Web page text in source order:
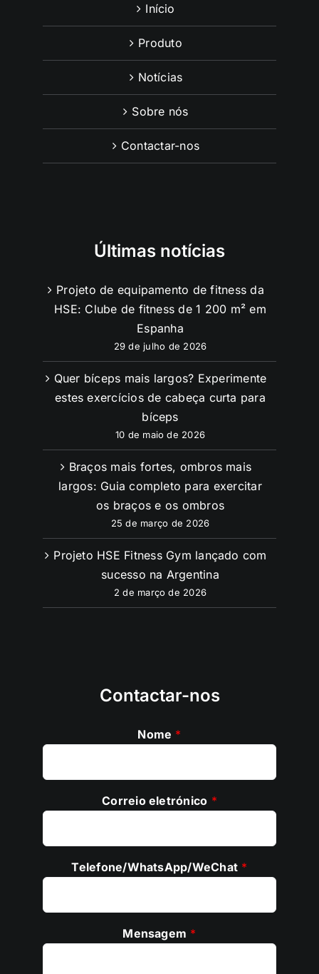
Início
Produto
Notícias
Sobre nós
Contactar-nos
Últimas notícias
Projeto de equipamento de fitness da
HSE: Clube de fitness de 1 200 m² em
Espanha
29 de julho de 2026
Quer bíceps mais largos? Experimente
estes exercícios de cabeça curta para
bíceps
10 de maio de 2026
Braços mais fortes, ombros mais
largos: Guia completo para exercitar
os braços e os ombros
25 de março de 2026
Projeto HSE Fitness Gym lançado com
sucesso na Argentina
2 de março de 2026
Contactar-nos
Nome *
Correio eletrónico *
Telefone/WhatsApp/WeChat *
Mensagem *